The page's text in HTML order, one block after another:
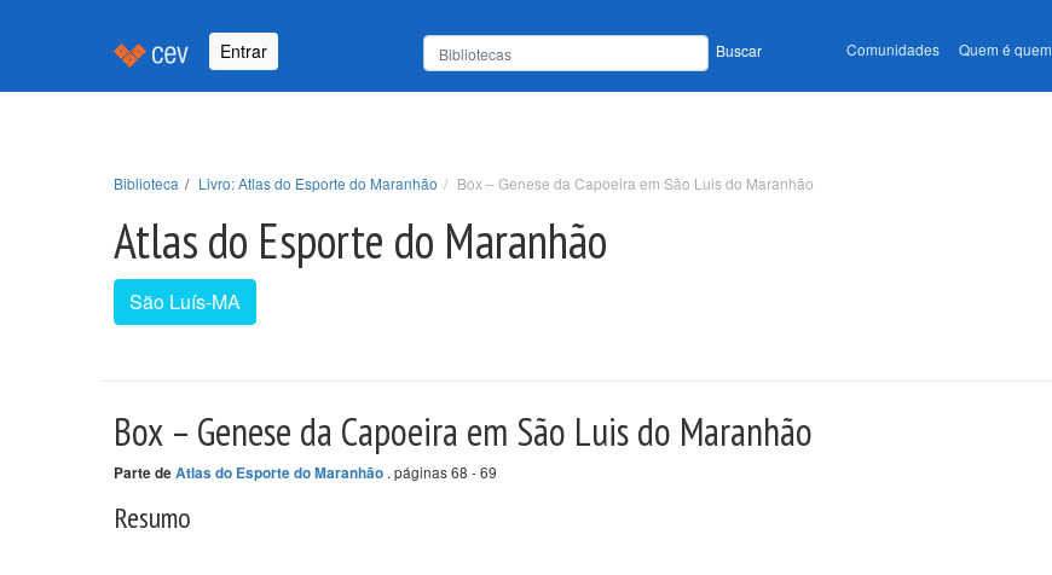
Entrar Buscar Comunidades Quem é quem
Biblioteca Livro: Atlas do Esporte do Maranhão Box – Genese da Capoeira em São Luis do Maranhão
Atlas do Esporte do Maranhão
São Luís-MA
Box – Genese da Capoeira em São Luis do Maranhão
Parte deAtlas do Esporte do Maranhão . páginas 68 - 69
Resumo